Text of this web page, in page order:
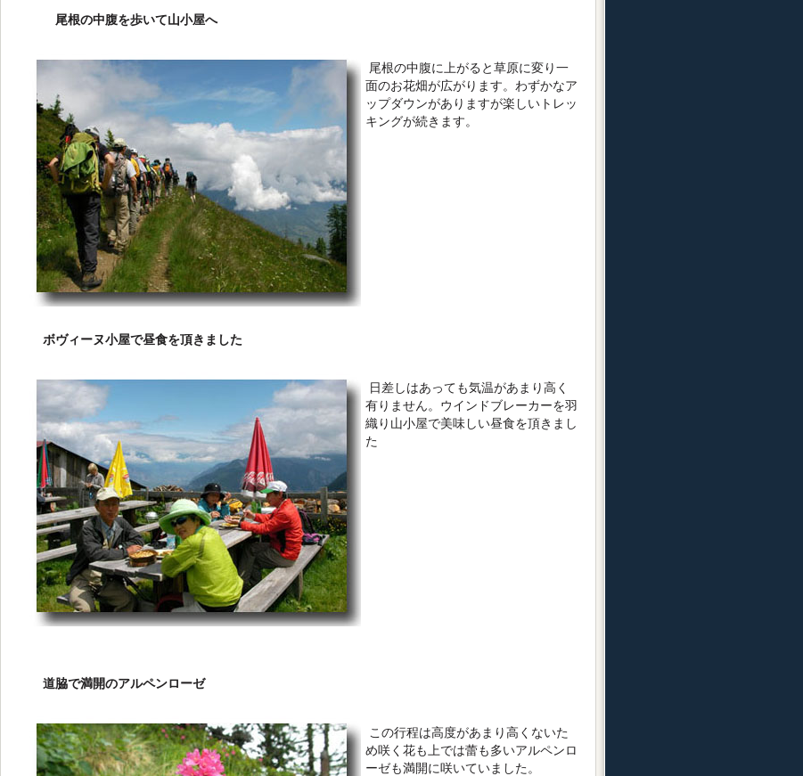
尾根の中腹を歩いて山小屋へ
尾根の中腹に上がると草原に変り一
面のお花畑が広がります。わずかなア
ップダウンがありますが楽しいトレッ
キングが続きます。
ボヴィーヌ小屋で昼食を頂きました
日差しはあっても気温があまり高く
有りません。ウインドブレーカーを羽
織り山小屋で美味しい昼食を頂きまし
た
道脇で満開のアルペンローゼ
この行程は高度があまり高くないた
め咲く花も上では蕾も多いアルペンロ
ーゼも満開に咲いていました。